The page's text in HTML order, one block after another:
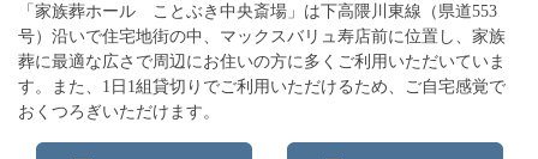
「家族葬ホール ことぶき中央斎場」は下高隈川東線（県道553
号）沿いで住宅地街の中、マックスバリュ寿店前に位置し、家族
葬に最適な広さで周辺にお住いの方に多くご利用いただいていま
す。また、1日1組貸切りでご利用いただけるため、ご自宅感覚で
おくつろぎいただけます。